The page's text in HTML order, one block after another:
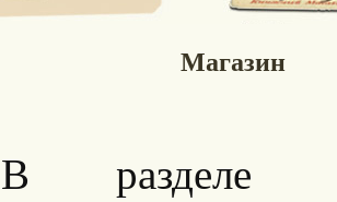
Магазин
В разделе